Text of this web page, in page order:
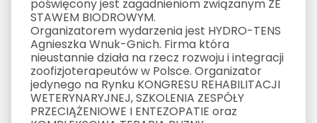
poświęcony jest zagadnieniom związanym ZE
STAWEM BIODROWYM.
Organizatorem wydarzenia jest HYDRO-TENS
Agnieszka Wnuk-Gnich. Firma która
nieustannie działa na rzecz rozwoju i integracji
zoofizjoterapeutów w Polsce. Organizator
jedynego na Rynku KONGRESU REHABILITACJI
WETERYNARYJNEJ, SZKOLENIA ZESPÓŁY
PRZECIĄŻENIOWE I ENTEZOPATIE oraz